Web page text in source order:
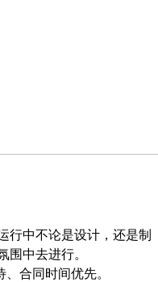
行中不论是设计，还是制
围中去进行。
合同时间优先。